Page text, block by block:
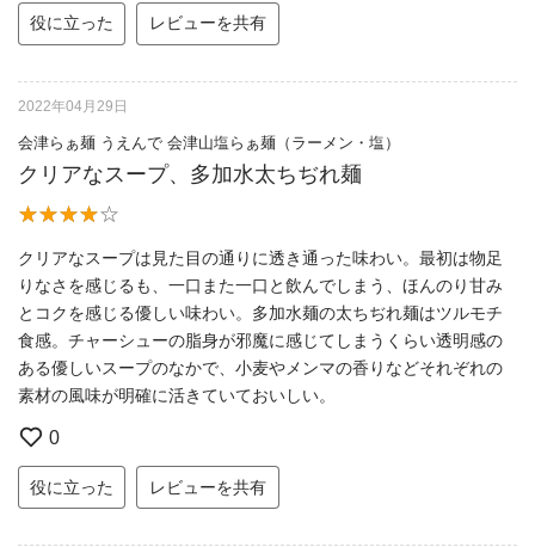
役に立った レビューを共有
2022年04月29日
会津らぁ麺 うえんで 会津山塩らぁ麺（ラーメン・塩）
クリアなスープ、多加水太ちぢれ麺
クリアなスープは見た目の通りに透き通った味わい。最初は物足
りなさを感じるも、一口また一口と飲んでしまう、ほんのり甘み
とコクを感じる優しい味わい。多加水麺の太ちぢれ麺はツルモチ
食感。チャーシューの脂身が邪魔に感じてしまうくらい透明感の
ある優しいスープのなかで、小麦やメンマの香りなどそれぞれの
素材の風味が明確に活きていておいしい。
0
役に立った レビューを共有